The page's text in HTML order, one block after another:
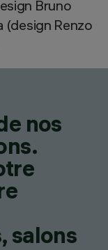
Bruno
(design Renzo
nos
salons